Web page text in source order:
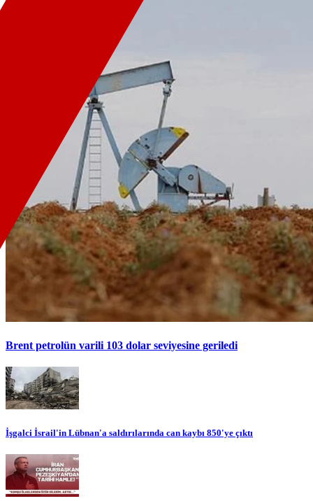
Brent petrolün varili 103 dolar seviyesine geriledi
İşgalci İsrail'in Lübnan'a saldırılarında can kaybı 850'ye çıktı